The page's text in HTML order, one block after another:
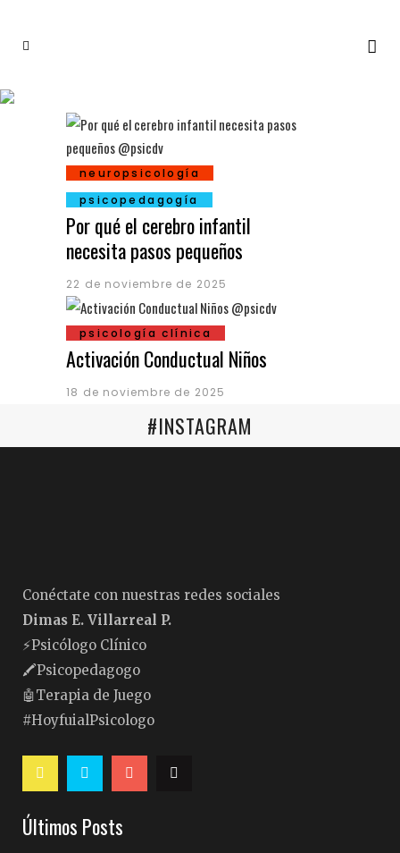
neuropsicología
psicopedagogía
Por qué el cerebro infantil
necesita pasos pequeños
22 de noviembre de 2025
psicología clínica
Activación Conductual Niños
18 de noviembre de 2025
#INSTAGRAM
Conéctate con nuestras redes sociales
Dimas E. Villarreal P.
⚡️Psicólogo Clínico
🖍Psicopedagogo
🤖Terapia de Juego
#HoyfuialPsicologo
Últimos Posts